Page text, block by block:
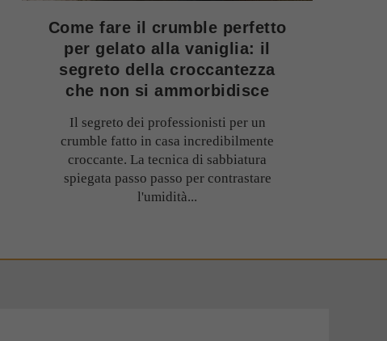
Come fare il crumble perfetto
per gelato alla vaniglia: il
segreto della croccantezza
che non si ammorbidisce
Il segreto dei professionisti per un
crumble fatto in casa incredibilmente
croccante. La tecnica di sabbiatura
spiegata passo passo per contrastare
l'umidità...